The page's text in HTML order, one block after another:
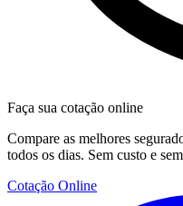
Faça sua cotação online
Compare as melhores
todos os dias. Sem custo e
Cotação Online